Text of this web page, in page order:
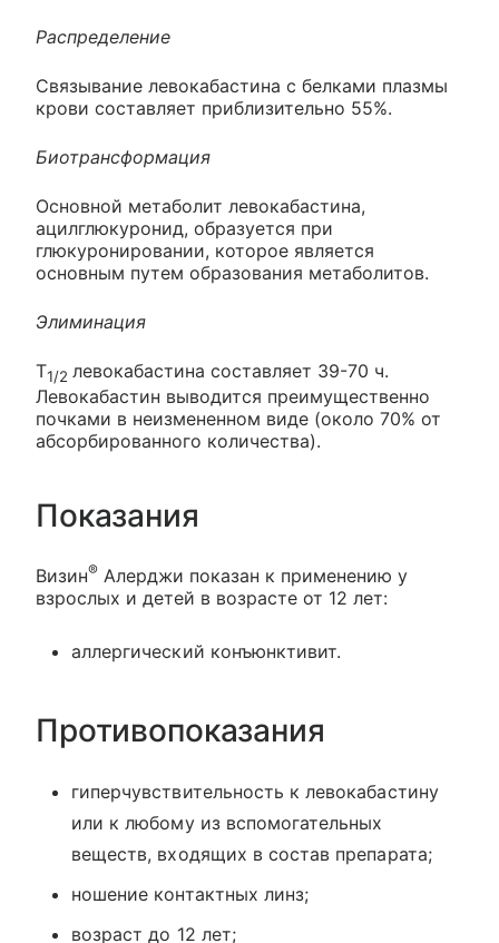
Распределение
Связывание левокабастина с белками плазмы
крови составляет приблизительно 55%.
Биотрансформация
Основной метаболит левокабастина,
ацилглюкуронид, образуется при
глюкуронировании, которое является
основным путем образования метаболитов.
Элиминация
T1/2 левокабастина составляет 39-70 ч.
Левокабастин выводится преимущественно
почками в неизмененном виде (около 70% от
абсорбированного количества).
Показания
Визин® Алерджи показан к применению у
взрослых и детей в возрасте от 12 лет:
аллергический конъюнктивит.
Противопоказания
гиперчувствительность к левокабастину
или к любому из вспомогательных
веществ, входящих в состав препарата;
ношение контактных линз;
возраст до 12 лет;